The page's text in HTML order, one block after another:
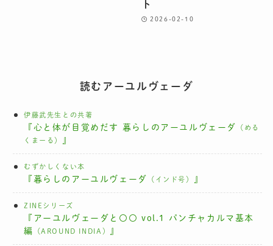
ト
2026-02-10
読むアーユルヴェーダ
伊藤武先生との共著
『心と体が目覚めだす 暮らしのアーユルヴェーダ
（める
くまーる）
』
むずかしくない本
『暮らしのアーユルヴェーダ （インド号） 』
ZINEシリーズ
『アーユルヴェーダと〇〇 vol.1 パンチャカルマ基本
編
（AROUND INDIA） 』